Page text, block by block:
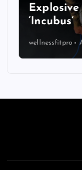
Death
Pool
wellnessfitpro